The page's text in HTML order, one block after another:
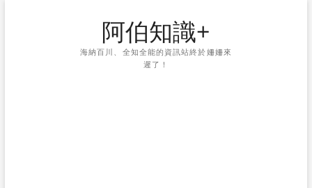
阿伯知識+
海納百川、全知全能的資訊站終於姍姍來
遲了！